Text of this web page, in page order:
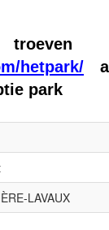
hetpark/
park
LAVAUX